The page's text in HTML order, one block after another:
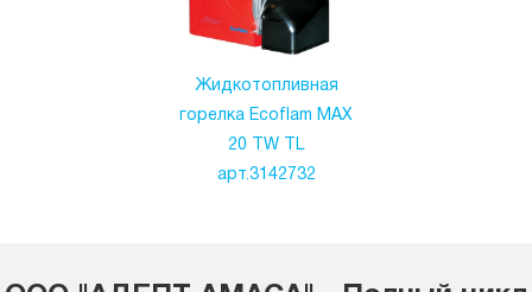
Жидкотопливная
горелка Ecoflam MAX
20 TW TL
арт.3142732